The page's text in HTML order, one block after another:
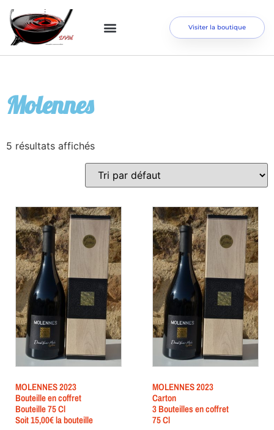
Visiter la boutique
Molennes
5 résultats affichés
MOLENNES 2023
Bouteille en coffret
Bouteille 75 Cl
Soit 15,00€ la bouteille
MOLENNES 2023
Carton
3 Bouteilles en coffret
75 Cl